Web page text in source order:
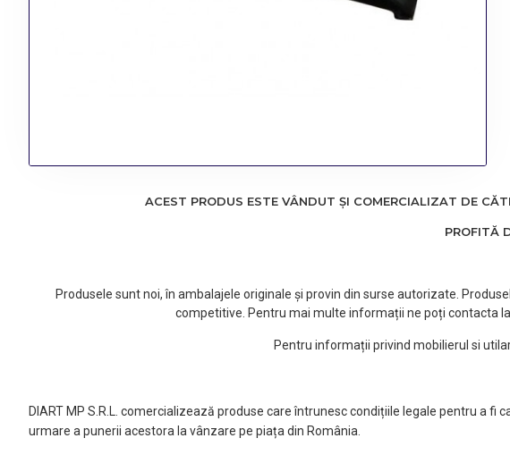
ACEST PRODUS ESTE VÂNDUT ȘI COMERCIALIZAT DE
PROFITĂ
Produsele sunt noi, în ambalajele originale și provin din surse autorizate.
competitive. Pentru mai multe informații ne poți contacta
Pentru informații privind mobilierul si
DIART MP S.R.L. comercializează produse care întrunesc condițiile legale pentru a
urmare a punerii acestora la vânzare pe piața din România.